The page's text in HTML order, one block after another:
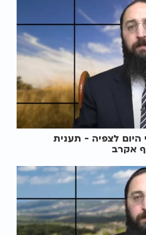
היום לצפיה - תענית
אקרב